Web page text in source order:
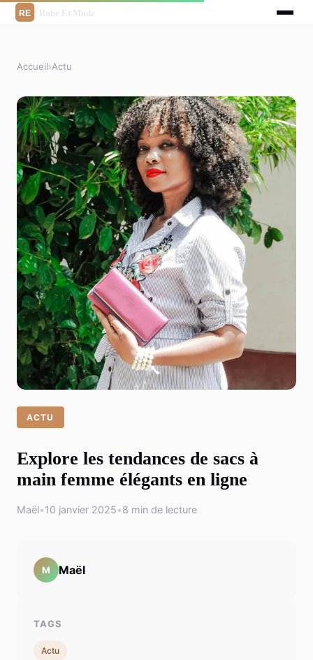
Accueil›Actu
ACTU
Explore les tendances de sacs à
main femme élégants en ligne
Maël•10 janvier 2025•8 min de lecture
M Maël
TAGS
Actu